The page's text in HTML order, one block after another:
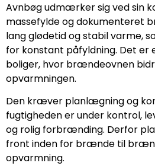
Avnbøg udmærker sig ved sin
massefylde og dokumenteret
lang glødetid og stabil varme,
for konstant påfyldning. Det er
boliger, hvor brændeovnen
opvarmningen.
Den kræver planlægning og
fugtigheden er under kontrol,
og rolig forbrænding. Derfor
front inden for brænde til
opvarmning.